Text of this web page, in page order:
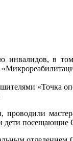
в
«Точка
дети